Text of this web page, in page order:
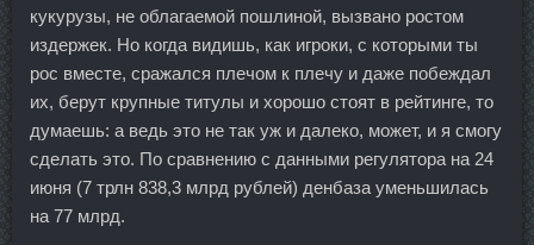
кукурузы, не облагаемой пошлиной, вызвано ростом
издержек. Но когда видишь, как игроки, с которыми ты
рос вместе, сражался плечом к плечу и даже побеждал
их, берут крупные титулы и хорошо стоят в рейтинге, то
думаешь: а ведь это не так уж и далеко, может, и я смогу
сделать это. По сравнению с данными регулятора на 24
июня (7 трлн 838,3 млрд рублей) денбаза уменьшилась
на 77 млрд.